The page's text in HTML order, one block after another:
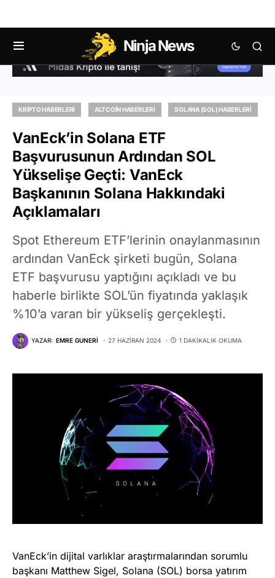
Ninja News
KRIPTO HABERLERI ALTCOIN HABERLERI SOLANA (SOL) HABERLERI
VanEck’in Solana ETF
Başvurusunun Ardından SOL
Yükselişe Geçti: VanEck
Başkanının Solana Hakkındaki
Açıklamaları
Spot Ethereum ETF’lerinin onaylanmasının
ardından VanEck şirketi bugün, Solana
ETF başvurusu yaptığını açıkladı ve bu
haberle birlikte SOL’ün fiyatında yaklaşık
%10’a varan bir yükseliş gerçekleşti.
YAZAR: EMRE GUNERI 27 HAZIRAN 2024 1 DAKIKALIK OKUMA
VanEck’in dijital varlıklar araştırmalarından sorumlu
başkanı Matthew Sigel, Solana (SOL) borsa yatırım